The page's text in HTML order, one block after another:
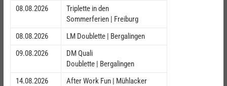
08.08.2026
Triplette in den
Sommerferien | Freiburg
08.08.2026
LM Doublette | Bergalingen
09.08.2026
DM Quali
Doublette | Bergalingen
14.08.2026
After Work Fun | Mühlacker